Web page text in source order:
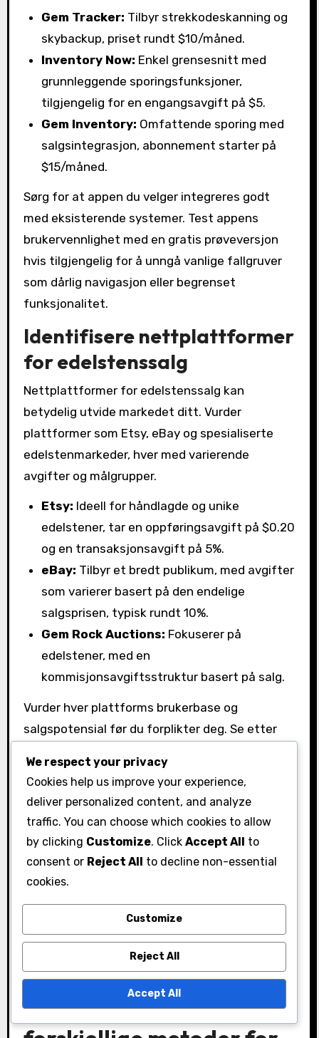
Gem Tracker: Tilbyr strekkodeskanning og
skybackup, priset rundt $10/måned.
Inventory Now: Enkel grensesnitt med
grunnleggende sporingsfunksjoner,
tilgjengelig for en engangsavgift på $5.
Gem Inventory: Omfattende sporing med
salgsintegrasjon, abonnement starter på
$15/måned.
Sørg for at appen du velger integreres godt
med eksisterende systemer. Test appens
brukervennlighet med en gratis prøveversjon
hvis tilgjengelig for å unngå vanlige fallgruver
som dårlig navigasjon eller begrenset
funksjonalitet.
Identifisere nettplattformer
for edelstenssalg
Nettplattformer for edelstenssalg kan
betydelig utvide markedet ditt. Vurder
plattformer som Etsy, eBay og spesialiserte
edelstenmarkeder, hver med varierende
avgifter og målgrupper.
Etsy: Ideell for håndlagde og unike
edelstener, tar en oppføringsavgift på $0.20
og en transaksjonsavgift på 5%.
eBay: Tilbyr et bredt publikum, med avgifter
som varierer basert på den endelige
salgsprisen, typisk rundt 10%.
Gem Rock Auctions: Fokuserer på
edelstener, med en
kommisjonsavgiftsstruktur basert på salg.
Vurder hver plattforms brukerbase og
salgspotensial før du forplikter deg. Se etter
sikkerhetstiltak for å beskytte transaksjoner
Hva er fordelene og
ulempene med
We respect your privacy
Cookies help us improve your experience,
deliver personalized content, and analyze
traffic. You can choose which cookies to allow
by clicking Customize. Click Accept All to
consent or Reject All to decline non-essential
cookies.
Customize
Reject All
Accept All